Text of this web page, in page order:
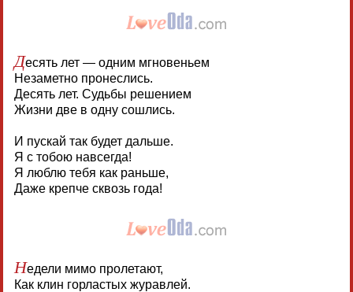
Десять лет — одним мгновеньем
Незаметно пронеслись.
Десять лет. Судьбы решением
Жизни две в одну сошлись.
И пускай так будет дальше.
Я с тобою навсегда!
Я люблю тебя как раньше,
Даже крепче сквозь года!
Недели мимо пролетают,
Как клин горластых журавлей.